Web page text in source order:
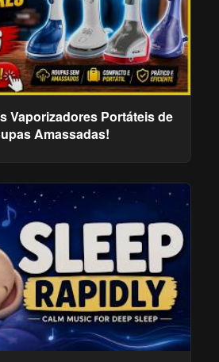
Vaporizadores Portáteis de
Amassadas!